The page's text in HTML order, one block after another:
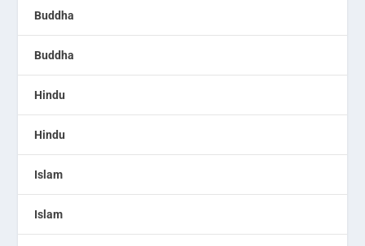
Buddha
Buddha
Hindu
Hindu
Islam
Islam